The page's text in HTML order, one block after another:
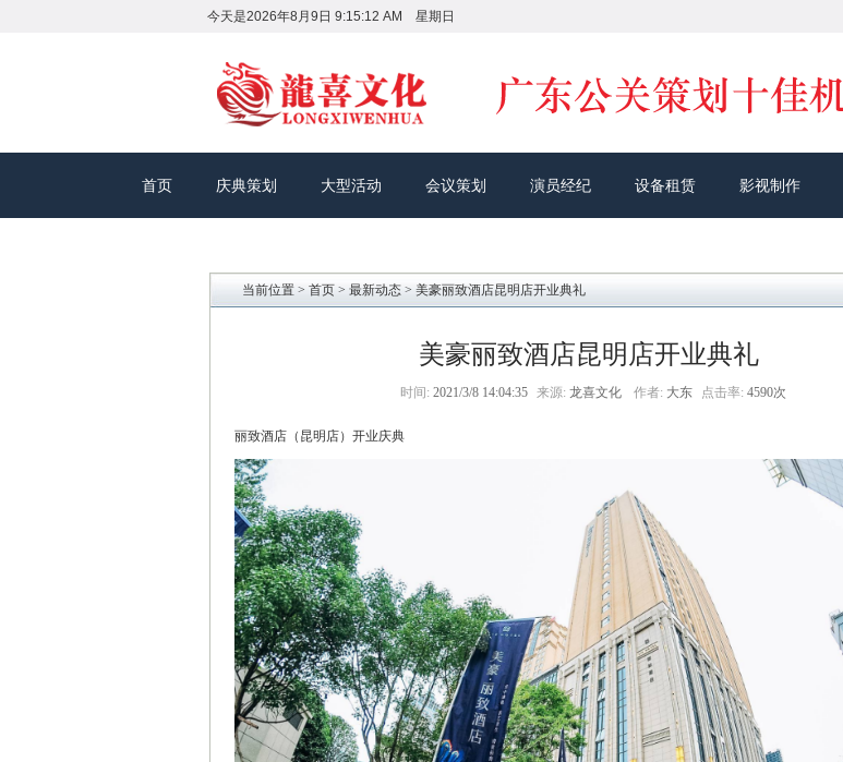
今天是2026年8月9日 9:15:14 AM 星期日
首页 庆典策划 大型活动 会议策划 演员经纪 设备租赁 影视制作
当前位置 > 首页 > 最新动态 > 美豪丽致酒店昆明店开业典礼
美豪丽致酒店昆明店开业典礼
时间: 2021/3/8 14:04:35 来源: 龙喜文化 作者: 大东 点击率: 4590次
丽致酒店（昆明店）开业庆典